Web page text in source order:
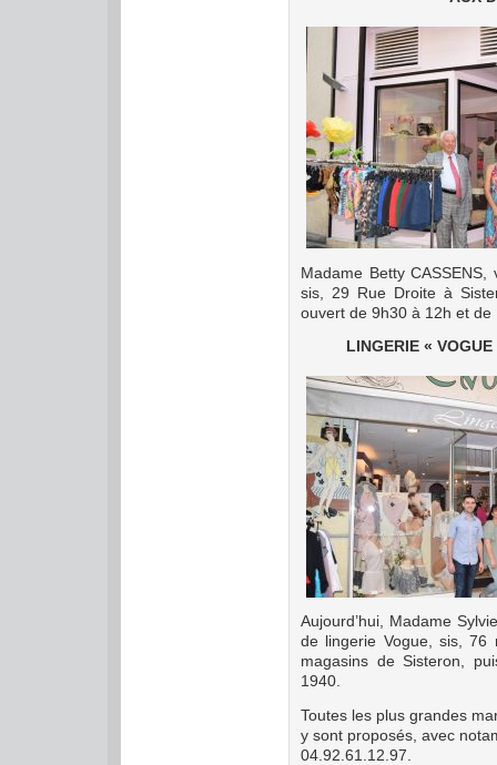
Madame Betty
sis, 29 Rue Droite à
ouvert de 9h30 à 12h et
LINGERIE «
Aujourd’hui, Madame
de lingerie Vogue, sis,
magasins de Sisteron,
1940.
Toutes les plus grandes
y sont proposés, avec
04.92.61.12.97.